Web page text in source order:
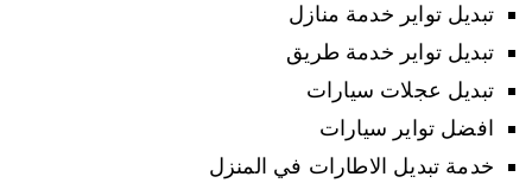
تبديل تواير خدمة منازل
تبديل تواير خدمة طريق
تبديل عجلات سيارات
افضل تواير سيارات
خدمة تبديل الاطارات في المنزل